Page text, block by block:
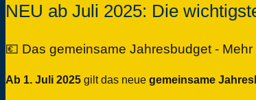
NEU ab Juli 2025: Die
💶 Das gemeinsame Jahresbudget - Mehr
Ab 1. Juli 2025 gilt das neue gemeinsame